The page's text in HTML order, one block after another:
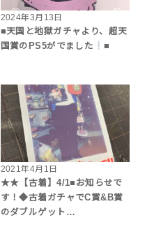
2024年3月13日
■天国と地獄ガチャより、超天
国賞のPS5がでました
■
2021年4月1日
★★【古着】4/1■お知らせで
す！◆古着ガチャでC賞&B賞
のダブルゲット…